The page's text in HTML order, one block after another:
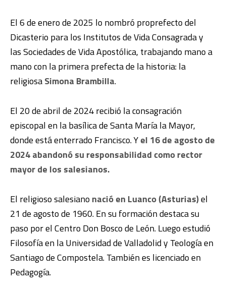
El 6 de enero de 2025 lo nombró proprefecto del
Dicasterio para los Institutos de Vida Consagrada y
las Sociedades de Vida Apostólica, trabajando mano a
mano con la primera prefecta de la historia: la
religiosaSimona Brambilla.
El 20 de abril de 2024 recibió la consagración
episcopal en la basílica de Santa María la Mayor,
donde está enterrado Francisco. Yel 16 de agosto de
2024 abandonó su responsabilidad como rector
mayor de los salesianos.
El religioso salesiano nació en Luanco (Asturias)el
21 de agosto de 1960. En su formación destaca su
paso por el Centro Don Bosco de León. Luego estudió
Filosofía en la Universidad de Valladolid y Teología en
Santiago de Compostela. También es licenciado en
Pedagogía.